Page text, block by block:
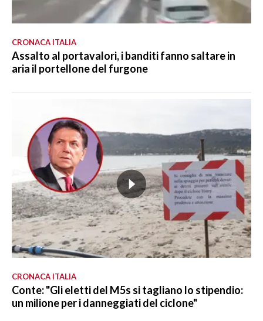
CRONACA ITALIA
Assalto al portavalori, i banditi fanno saltare in
aria il portellone del furgone
CRONACA ITALIA
Conte: "Gli eletti del M5s si tagliano lo stipendio:
un milione per i danneggiati del ciclone"